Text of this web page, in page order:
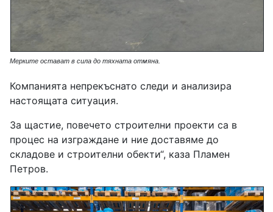
Мерките остават в сила до тяхната отмяна.
Компанията непрекъснато следи и анализира
настоящата ситуация.
За щастие, повечето строителни проекти са в
процес на изграждане и ние доставяме до
складове и строителни обекти“, каза Пламен
Петров.